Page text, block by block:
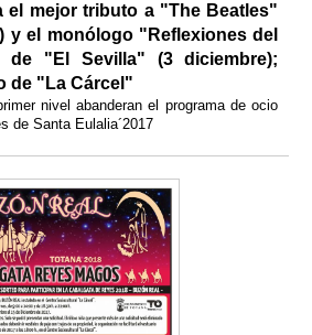
el mejor tributo a "The Beatles"
y el monólogo "Reflexiones del
de "El Sevilla" (3 diciembre);
de "La Cárcel"
nivel abanderan el programa de ocio
de Santa Eulalia´2017